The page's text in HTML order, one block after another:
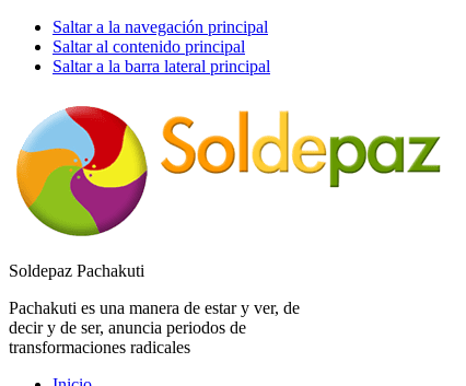
Saltar a la navegación principal
Saltar al contenido principal
Saltar a la barra lateral principal
Soldepaz Pachakuti
Pachakuti es una manera de estar y ver, de
decir y de ser, anuncia periodos de
transformaciones radicales